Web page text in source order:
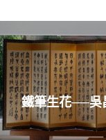
鐵筆生花──吳